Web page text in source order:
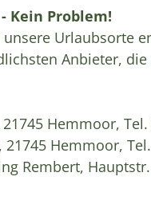
Kein Problem!
Urlaubsorte
Anbieter,
Hemmoor, Tel.
Hemmoor,
Rembert,